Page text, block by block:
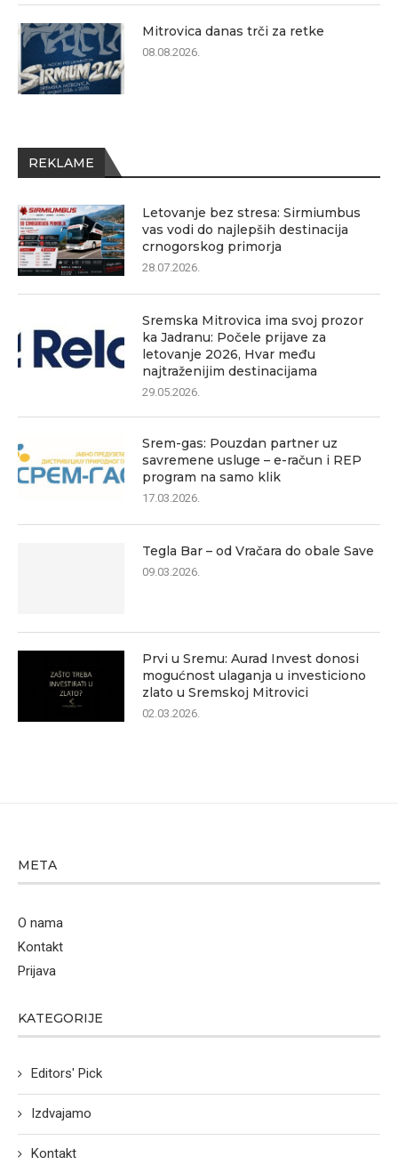
Mitrovica danas trči za retke
08.08.2026.
REKLAME
Letovanje bez stresa: Sirmiumbus
vas vodi do najlepših destinacija
crnogorskog primorja
28.07.2026.
Sremska Mitrovica ima svoj prozor
ka Jadranu: Počele prijave za
letovanje 2026, Hvar među
najtraženijim destinacijama
29.05.2026.
Srem-gas: Pouzdan partner uz
savremene usluge – e-račun i REP
program na samo klik
17.03.2026.
Tegla Bar – od Vračara do obale Save
09.03.2026.
Prvi u Sremu: Aurad Invest donosi
mogućnost ulaganja u investiciono
zlato u Sremskoj Mitrovici
02.03.2026.
META
O nama
Kontakt
Prijava
KATEGORIJE
Editors' Pick
Izdvajamo
Kontakt